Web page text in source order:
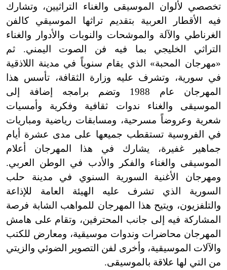
تخصصي لألوان الموسيقى والغناء التراثيين، وتشارك
فيه الأقطار العربية بتقديم تراثها الموسيقي كالفن
الغرناطي والآلة والموشحات والنوبات والأدوار والغناء
التراثي الخليجي بما فيه فن الصوت اليمني. ثم
«مهرجان المحبة» الذي يقام سنوياً في مدينة اللاذقية
في سورية، وتشرف عليه وزارة الثقافة، تأسس هذا
المهرجان عام 1988 وتضم برامجه إضافة إلى
الموسيقى والغناء ندوات ثقافية وفكرية وأمسيات
شعرية وعروضاً مسرحية، ومسابقات رياضية ومباريات
في الفروسية تستقطب جميعها على مدى عشرة أيام
جماهير غفيرة، يشارك في هذا المهرجان أعلام
الموسيقى والغناء والفكر والأدب في الوطن العربي.
ومهرجان الأغنية السورية السنوي في مدينة حلب
السورية الذي تشرف عليه الهيئة العامة للإذاعة
والتلفزيون، ويتيح هذا المهرجان للمواهب الشابة فرصة
المشاركة فيه إلى جانب المحترفين، وتقام على هامش
المهرجان محاضرات وندوات موسيقية، ومعارض للكتب
والآلات الموسيقية، وأخرى لفن التصوير الضوئي والزيتي
من التي لها علاقة بالموسيقى.